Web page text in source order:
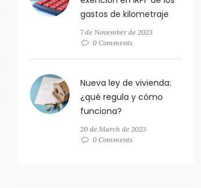
gastos de kilometraje
7 de November de 2023
0 Comments
Nueva ley de vivienda:
¿qué regula y cómo
funciona?
20 de March de 2023
0 Comments